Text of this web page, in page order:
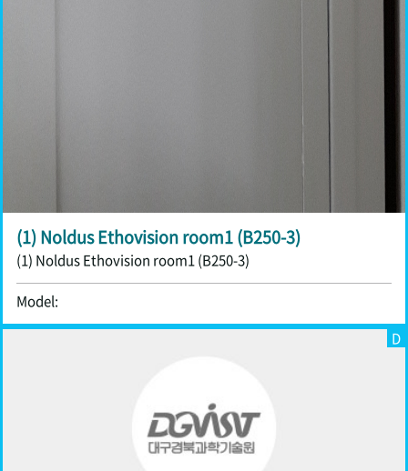
(1) Noldus Ethovision room1 (B250-3)
(1) Noldus Ethovision room1 (B250-3)
Model:
D